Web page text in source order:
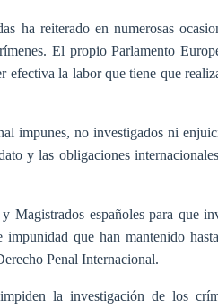
ha reiterado en numerosas
El propio Parlamento
la labor que tiene que
impunes, no investigados ni
y las obligaciones
Magistrados españoles para que
que han mantenido
Penal Internacional.
la investigación de los